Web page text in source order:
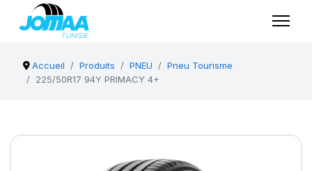
Accueil Produits PNEU
Pneu Tourisme
225/50R17 94Y PRIMACY 4+